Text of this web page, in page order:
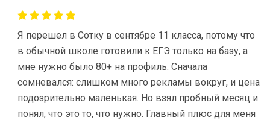
Я перешел в Сотку в сентябре 11 класса, потому что
в обычной школе готовили к ЕГЭ только на базу, а
мне нужно было 80+ на профиль. Сначала
сомневался: слишком много рекламы вокруг, и цена
подозрительно маленькая. Но взял пробный месяц и
понял, что это то, что нужно. Главный плюс для меня